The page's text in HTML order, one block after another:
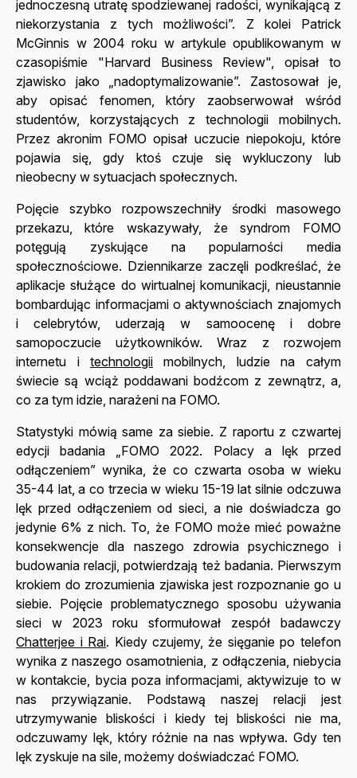
jednoczesną utratę spodziewanej radości, wynikającą z
niekorzystania z tych możliwości”. Z kolei Patrick
McGinnis w 2004 roku w artykule opublikowanym w
czasopiśmie "Harvard Business Review", opisał to
zjawisko jako „nadoptymalizowanie”. Zastosował je,
aby opisać fenomen, który zaobserwował wśród
studentów, korzystających z technologii mobilnych.
Przez akronim FOMO opisał uczucie niepokoju, które
pojawia się, gdy ktoś czuje się wykluczony lub
nieobecny w sytuacjach społecznych.
Pojęcie szybko rozpowszechniły środki masowego
przekazu, które wskazywały, że syndrom FOMO
potęgują zyskujące na popularności media
społecznościowe. Dziennikarze zaczęli podkreślać, że
aplikacje służące do wirtualnej komunikacji, nieustannie
bombardując informacjami o aktywnościach znajomych
i celebrytów, uderzają w samoocenę i dobre
samopoczucie użytkowników. Wraz z rozwojem
internetu itechnologii mobilnych, ludzie na całym
świecie są wciąż poddawani bodźcom z zewnątrz, a,
co za tym idzie, narażeni na FOMO.
Statystyki mówią same za siebie. Z raportu z czwartej
edycji badania „FOMO 2022. Polacy a lęk przed
odłączeniem” wynika, że co czwarta osoba w wieku
35-44 lat, a co trzecia w wieku 15-19 lat silnie odczuwa
lęk przed odłączeniem od sieci, a nie doświadcza go
jedynie 6% z nich. To, że FOMO może mieć poważne
konsekwencje dla naszego zdrowia psychicznego i
budowania relacji, potwierdzają też badania. Pierwszym
krokiem do zrozumienia zjawiska jest rozpoznanie go u
siebie. Pojęcie problematycznego sposobu używania
sieci w 2023 roku sformułował zespół badawczy
Chatterjee i Rai. Kiedy czujemy, że sięganie po telefon
wynika z naszego osamotnienia, z odłączenia, niebycia
w kontakcie, bycia poza informacjami, aktywizuje to w
nas przywiązanie. Podstawą naszej relacji jest
utrzymywanie bliskości i kiedy tej bliskości nie ma,
odczuwamy lęk, który różnie na nas wpływa. Gdy ten
lęk zyskuje na sile, możemy doświadczać FOMO.